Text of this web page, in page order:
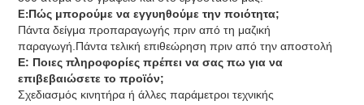
Ε:Πώς μπορούμε να εγγυηθούμε την ποιότητα;
Πάντα δείγμα προπαραγωγής πριν από τη μαζική
παραγωγή.Πάντα τελική επιθεώρηση πριν από την αποστολή
Ε: Ποιες πληροφορίες πρέπει να σας πω για να
επιβεβαιώσετε το προϊόν;
Σχεδιασμός κινητήρα ή άλλες παράμετροι τεχνικής